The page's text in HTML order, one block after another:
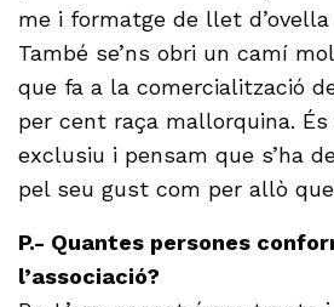
me i formatge de llet
També se’ns obri un camí
que fa a la comercialització
per cent raça mallorquina.
exclusiu i pensam que s’ha
pel seu gust com per allò
P.- Quantes persones
l’associació?